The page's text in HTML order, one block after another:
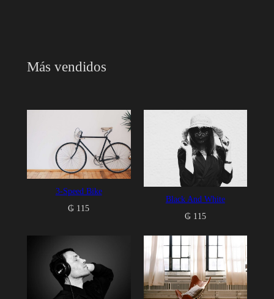
Más vendidos
3-Speed Bike
₲ 115
Black And White
₲115